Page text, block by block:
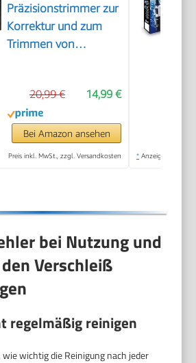
Präzisionstrimmer zur
Korrektur und zum
Trimmen von
Kammaufsatz und
abnehmbarem
Schneidaufsatz
14,99 €
20,99 €
Bei Amazon ansehen
Preis inkl. MwSt., zzgl. Versandkosten * Anzeige
bei Nutzung und
Verschleiß
regelmäßig reinigen
wichtig die Reinigung nach jeder